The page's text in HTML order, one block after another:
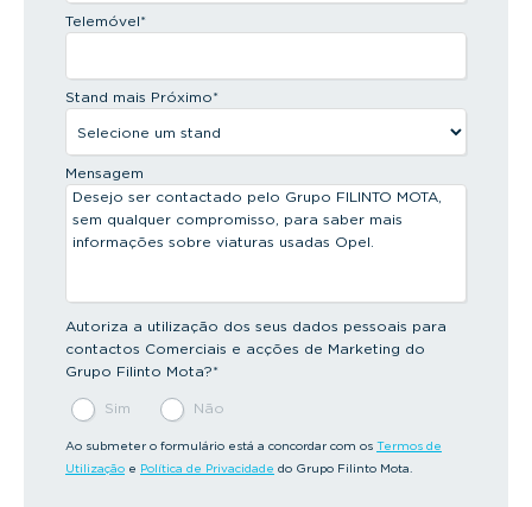
Telemóvel*
Stand mais Próximo*
Mensagem
Autoriza a utilização dos seus dados pessoais para
contactos Comerciais e acções de Marketing do
Grupo Filinto Mota?*
Sim Não
Ao submeter o formulário está a concordar com os Termos de
Utilização e Política de Privacidade do Grupo Filinto Mota.